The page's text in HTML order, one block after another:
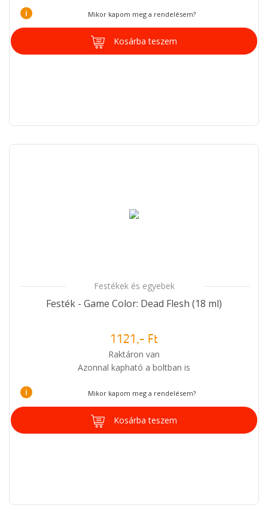
i Mikor kapom meg a rendelésem?
Kosárba teszem
Festékek és egyebek
Festék - Game Color: Dead Flesh (18 ml)
1121,- Ft
Raktáron van
Azonnal kapható a boltban is
i Mikor kapom meg a rendelésem?
Kosárba teszem